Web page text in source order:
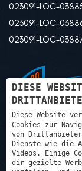
023091-LOC-
023091-LOC-
023091-LOC-
DIESE
Diese Website
Cookies zur
von
Dienste wie die
Videos. Einige
dir gezielte